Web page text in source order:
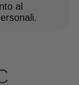
al